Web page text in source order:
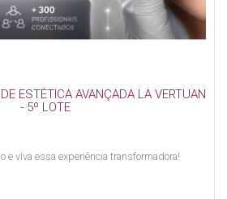
ESTÉTICA AVANÇADA LA VERTUAN
- 5º LOTE
e viva essa experiência transformadora!